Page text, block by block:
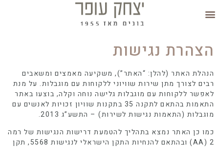
הצהרת נגישות
הנהלת האתר (להלן: “האתר”), משקיעה מאמצים ומשאבים
רבים לצורך מתן שירות שוויוני ללקוחות עם מוגבלות. על מנת
לאפשר ללקוחות עם מוגבלות גלישה נוחה וקלה, בוצעו באתר
התאמות בהתאם לתקנה 35 בתקנות שוויון זכויות לאנשים עם
מוגבלות (התאמות נגישות לשירות) – התשע”ג 2013.
כמו כן האתר נמצא בתהליך להטמעת דרישות הנגישות של רמה
2 (AA) ובהתאם להנחיות התקן הישראלי לנגישות 5568, תקן